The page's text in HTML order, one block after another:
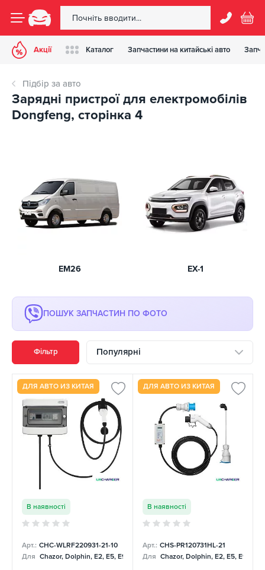
Акції Каталог Запчастини на китайські авто
Підбір за авто
Зарядні пристрої для електромобілів
Dongfeng, сторінка 4
EM26 EX-1
ПОШУК ЗАПЧАСТИН ПО ФОТО
Фільтр Популярні
ДЛЯ АВТО ИЗ КИТАЯ
В наявності
Арт.: CHC-WLRF220931-21-10
Для Chazor, Dolphin, E2, E5, E9, Mercedes
ДЛЯ АВТО ИЗ КИТАЯ
В наявності
Арт.: CHS-PR120731HL-21
Для Chazor, Dolphin, E2, E5, E9,